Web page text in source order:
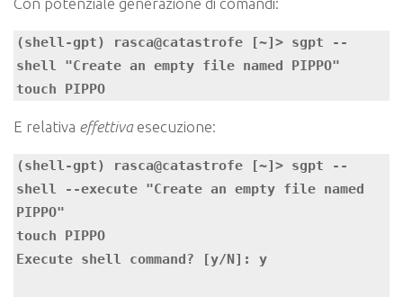
(shell-gpt) rasca@catastrofe [~]> sgpt --
shell "Create an empty file named PIPPO"
touch PIPPO
E relativa effettivaesecuzione:
(shell-gpt) rasca@catastrofe [~]> sgpt --
shell --execute "Create an empty file named
PIPPO"
touch PIPPO
Execute shell command? [y/N]: y